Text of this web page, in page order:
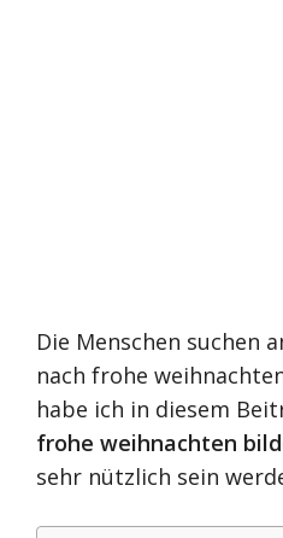
Die Menschen suchen
nach frohe
habe ich in diesem
frohe weihnachten
sehr nützlich sein